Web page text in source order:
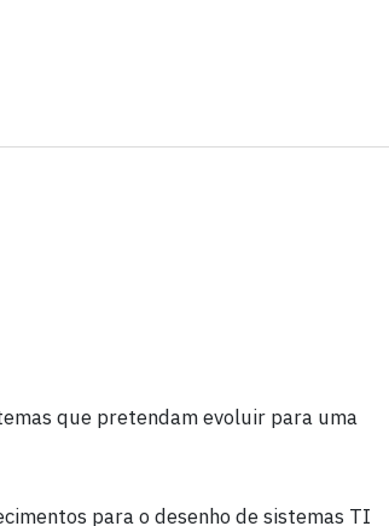
que pretendam evoluir para uma
para o desenho de sistemas TI